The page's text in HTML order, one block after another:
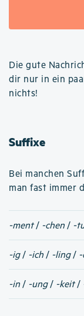
Die gute
dir nur in ein
nichts!
Suffixe
Bei manchen
man fast immer
-ment/ -chen / -
-ig/ -ich / -ling/ -
-in / -ung/ -keit/